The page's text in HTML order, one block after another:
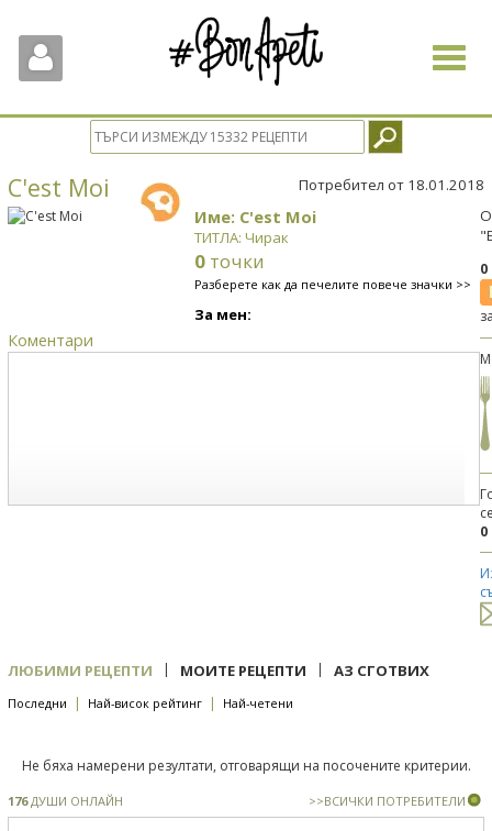
Toggle
C'est Moi Потребител от 18.01.2018
Име: C'est Moi
ТИТЛА: Чирак
0 точки
Разберете как да печелите повече значки >>
За мен:
Коментари
0
ЛЮБИМИ РЕЦЕПТИ | МОИТЕ РЕЦЕПТИ | АЗ СГОТВИХ
Последни | Най-висок рейтинг | Най-четени
Не бяха намерени резултати, отговарящи на посочените критерии.
176ДУШИ ОНЛАЙН >>ВСИЧКИ ПОТРЕБИТЕЛИ